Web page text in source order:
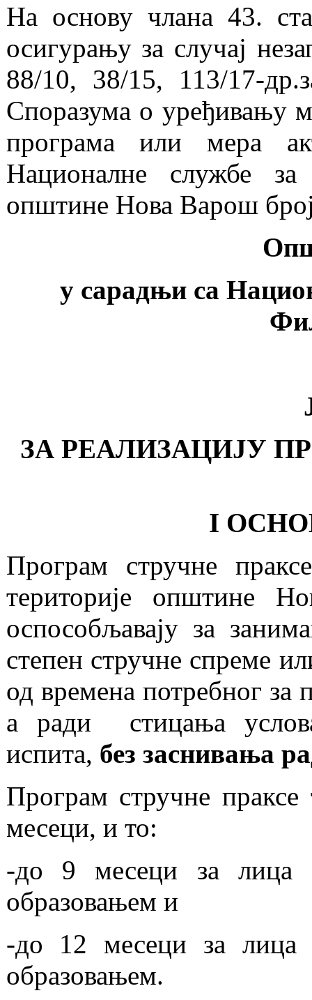
На основу члана 43.
осигурању за случај
88/10, 38/15, 113/17-
Споразума о уређивању
програма или мера
Националне службе
oпштине Нова Варош
у сарадњи са
ЗА РЕАЛИЗАЦИЈУ
I
Програм стручне
територије општине
оспособљавају за
степен стручне спреме
од времена потребног за
а ради стицања
испита, без заснивања
Програм стручне
месеци, и то:
-до 9 месеци за лица
образовањем и
-до 12 месеци за лица
образовањем.